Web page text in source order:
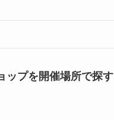
ップを開催場所で探す